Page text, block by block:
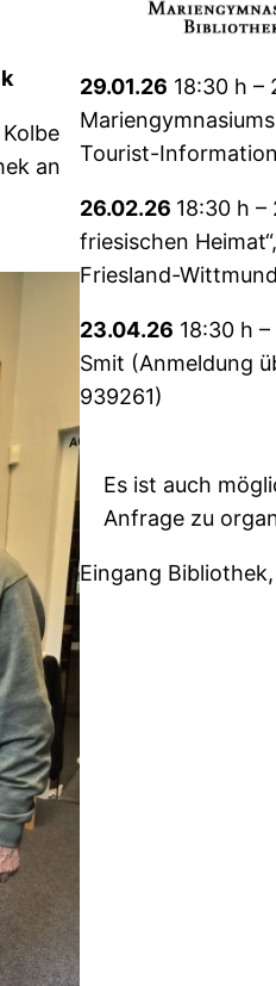
an
29.01.26 18:30 h –
Tourist-
26.02.26 18:30 h
friesischen
Friesland-
23.04.26 18:30 h
Smit (Anmeldung
939261)
Es ist auch
Anfrage zu
Eingang